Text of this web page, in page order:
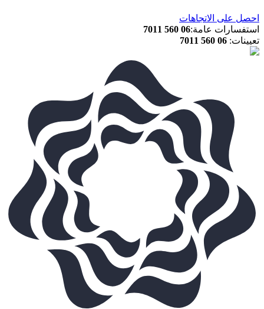
احصل على الاتجاهات
استفسارات عامة:
06 560 7011
تعيينات:
06 560 7011